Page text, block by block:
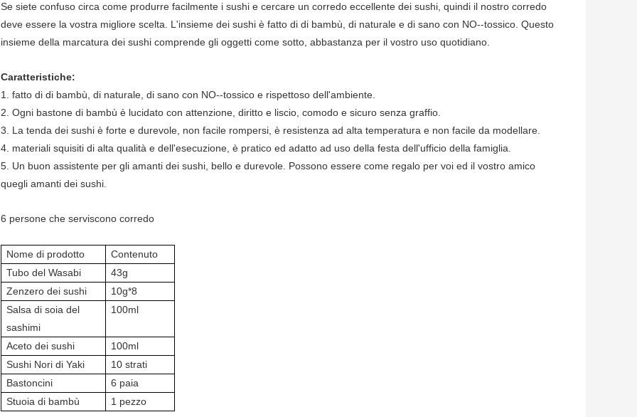
Se siete confuso circa come produrre facilmente i sushi e cercare un corredo eccellente dei sushi, quindi il nostro corredo
deve essere la vostra migliore scelta. L'insieme dei sushi è fatto di di bambù, di naturale e di sano con NO--tossico. Questo
insieme della marcatura dei sushi comprende gli oggetti come sotto, abbastanza per il vostro uso quotidiano.
Caratteristiche:
1. fatto di di bambù, di naturale, di sano con NO--tossico e rispettoso dell'ambiente.
2. Ogni bastone di bambù è lucidato con attenzione, diritto e liscio, comodo e sicuro senza graffio.
3. La tenda dei sushi è forte e durevole, non facile rompersi, è resistenza ad alta temperatura e non facile da modellare.
4. materiali squisiti di alta qualità e dell'esecuzione, è pratico ed adatto ad uso della festa dell'ufficio della famiglia.
5. Un buon assistente per gli amanti dei sushi, bello e durevole. Possono essere come regalo per voi ed il vostro amico
quegli amanti dei sushi.
6 persone che serviscono corredo
Nome di prodotto
Contenuto
Tubo del Wasabi
43g
Zenzero dei sushi
10g*8
Salsa di soia del
sashimi
100ml
Aceto dei sushi
100ml
Sushi Nori di Yaki
10 strati
Bastoncini
6 paia
Stuoia di bambù
1 pezzo